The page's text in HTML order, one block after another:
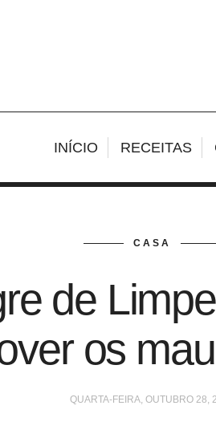
INÍCIO RECEITAS
CASA
de
os
QUARTA-FEIRA, OUTUBRO 28,